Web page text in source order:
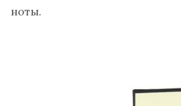
ноты.